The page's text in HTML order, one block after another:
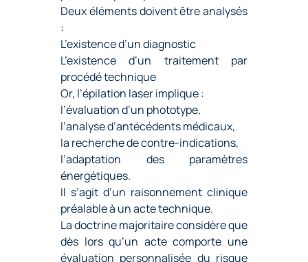
Deux éléments doivent être analysés
:
L’existence d’un diagnostic
L’existence d’un traitement par
procédé technique
Or, l’épilation laser implique :
l’évaluation d’un phototype,
l’analyse d’antécédents médicaux,
la recherche de contre-indications,
l’adaptation des paramètres
énergétiques.
Il s’agit d’un raisonnement clinique
préalable à un acte technique.
La doctrine majoritaire considère que
dès lors qu’un acte comporte une
évaluation personnalisée du risque